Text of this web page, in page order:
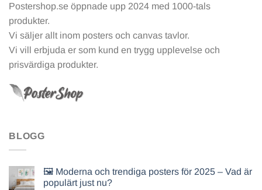
Postershop.se öppnade upp 2024 med 1000-tals
produkter.
Vi säljer allt inom posters och canvas tavlor.
Vi vill erbjuda er som kund en trygg upplevelse och
prisvärdiga produkter.
BLOGG
🖼️ Moderna och trendiga posters för 2025 – Vad är
populärt just nu?